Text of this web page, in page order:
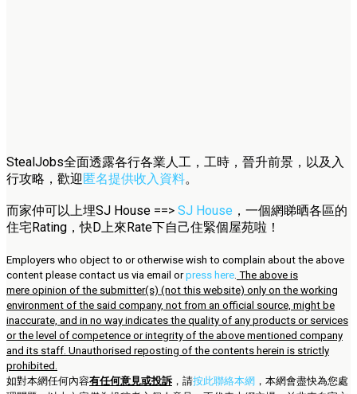
StealJobs全面透露各行各業人工，工時，晉升前景，以及入
行攻略，歡迎匿名提供收入資料。
而家仲可以上埋SJ House ==> SJ House ，一個網睇晒各區的
住宅Rating，快D上來Rate下自己住緊個屋苑啦！
Employers who object to or otherwise wish to complain about the above
content please contact us via email orpress here. The above is
mere opinion of the submitter(s) (not this website) only on the working
environment of the said company, not from an official source, might be
inaccurate, and in no way indicates the quality of any products or services
or the level of competence or integrity of the above mentioned company
and its staff. Unauthorised reposting of the contents herein is strictly
prohibited.
如對本網任何內容有任何意見或投訴 ，請按此聯絡本網 ，本網會盡快為您處